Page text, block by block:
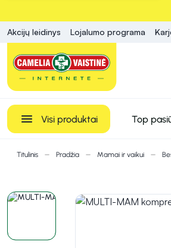
Akcijų leidinys Lojalumo programa
Visi produktai Top
Titulinis Pradžia Mamai ir vaikui